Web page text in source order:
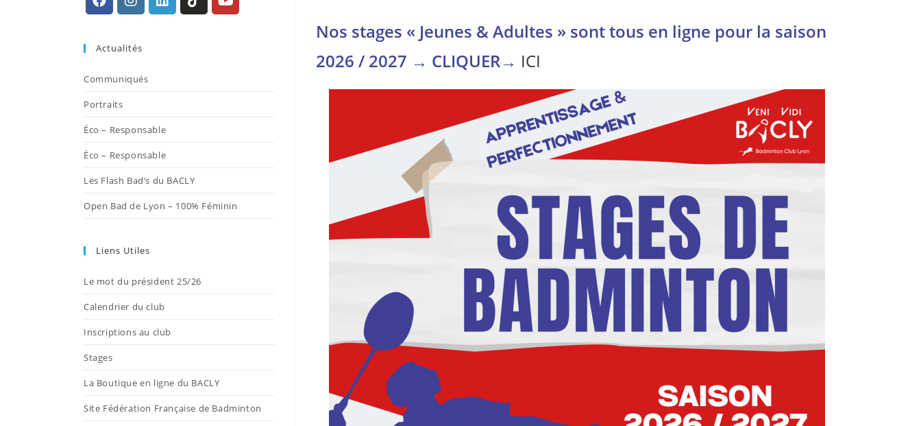
Nos stages « Jeunes & Adultes » sont tous en ligne pour la saison
2026 / 2027 → CLIQUER→ ICI
un
nouvel
nouvel
Actualités
Communiqués
Portraits
Éco – Responsable
Éco – Responsable
Les Flash Bad’s du BACLY
Open Bad de Lyon – 100% Féminin
Liens Utiles
Le mot du président 25/26
Calendrier du club
Inscriptions au club
Stages
La Boutique en ligne du BACLY
Site Fédération Française de Badminton